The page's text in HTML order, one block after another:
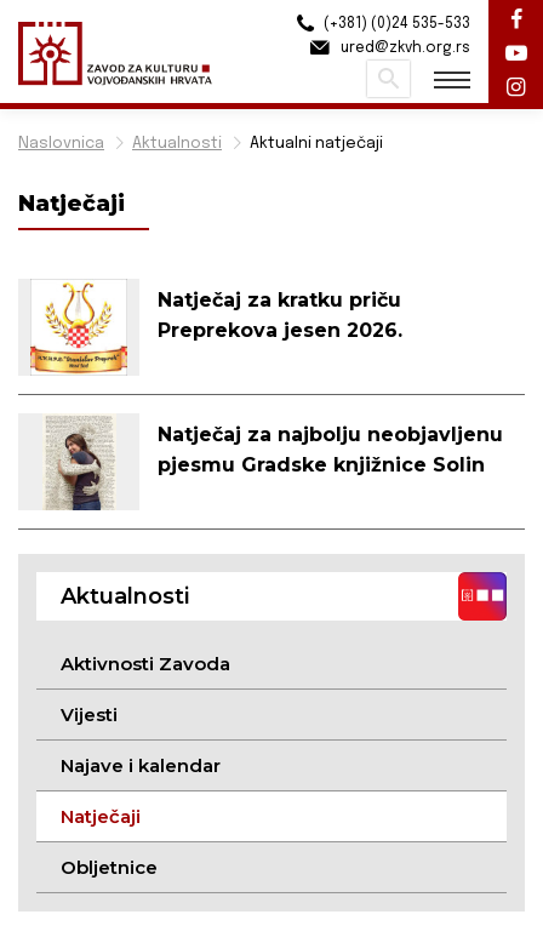
Naslovnica Aktualnosti Aktualni natječaji
Natječaji
Natječaj za kratku priču
Preprekova jesen 2026.
Natječaj za najbolju neobjavljenu
pjesmu Gradske knjižnice Solin
Aktualnosti
Aktivnosti Zavoda
Vijesti
Najave i kalendar
Natječaji
Obljetnice
(+381) (0)24 535-533
ured@zkvh.org.rs
Pretraži